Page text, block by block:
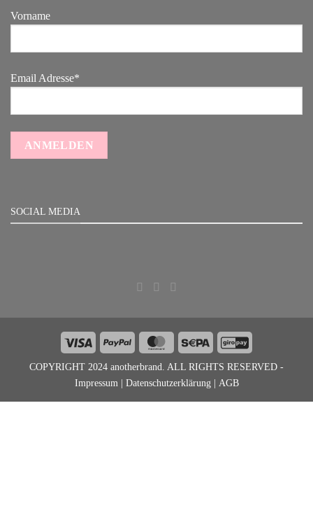
Vorname
Email Adresse*
SOCIAL MEDIA
Visa PayPal MasterCard Sepa GiroPay
COPYRIGHT 2024 anotherbrand. ALL RIGHTS RESERVED -
Impressum | Datenschutzerklärung| AGB